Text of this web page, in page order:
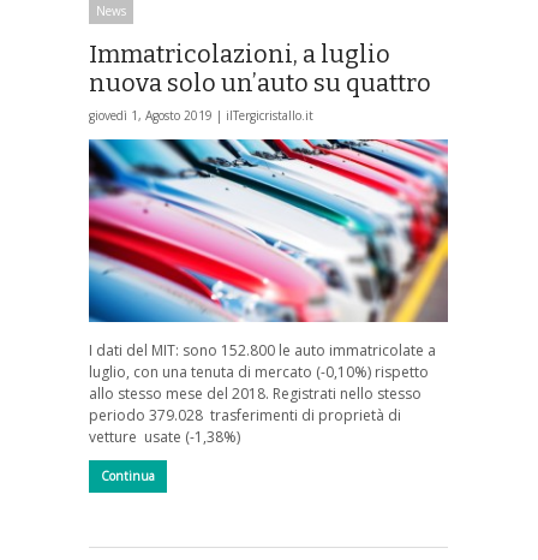
News
Immatricolazioni, a luglio
nuova solo un’auto su quattro
giovedì 1, Agosto 2019 | ilTergicristallo.it
I dati del MIT: sono 152.800 le auto immatricolate a
luglio, con una tenuta di mercato (-0,10%) rispetto
allo stesso mese del 2018. Registrati nello stesso
periodo 379.028 trasferimenti di proprietà di
vetture usate (-1,38%)
Continua